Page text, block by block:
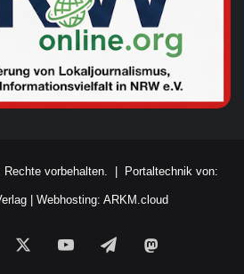
Rechte vorbehalten. | Portaltechnik von:
Webhosting: ARKM.cloud
YouTubeTelegram